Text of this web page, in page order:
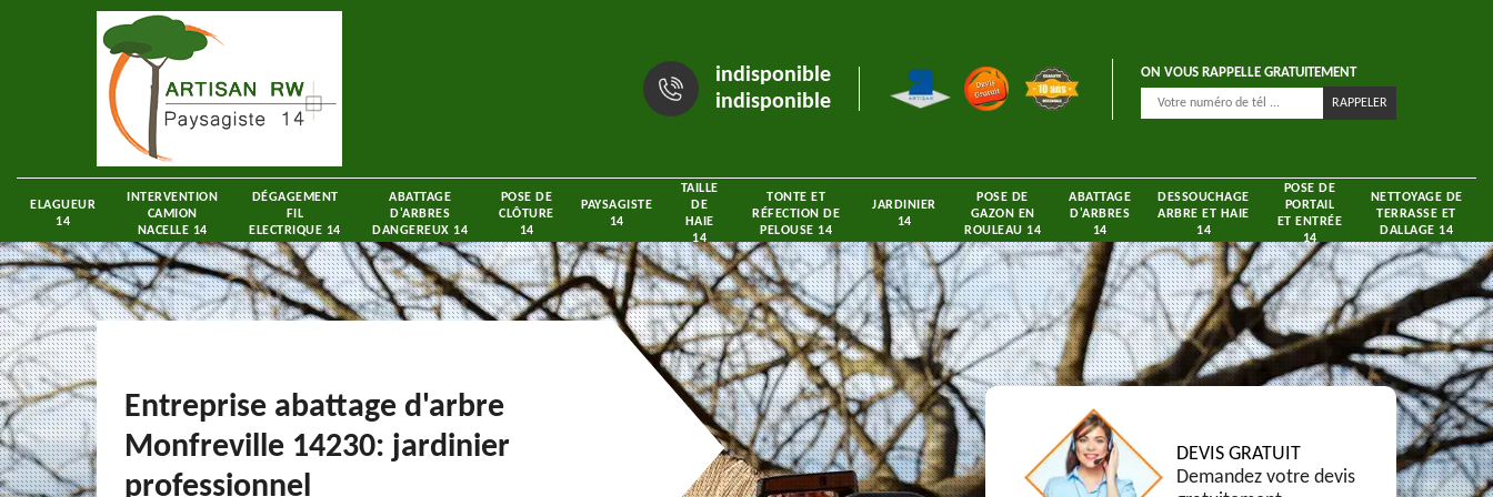
indisponible
indisponible
ON VOUS RAPPELLE GRATUITEMENT
ELAGUEUR
14
INTERVENTION
CAMION
NACELLE 14
DÉGAGEMENT
FIL
ELECTRIQUE 14
ABATTAGE
D'ARBRES
DANGEREUX 14
POSE DE
CLÔTURE
14
PAYSAGISTE
14
TAILLE
DE
HAIE
14
TONTE ET
RÉFECTION DE
PELOUSE 14
JARDINIER
14
POSE DE
GAZON EN
ROULEAU 14
ABATTAGE
D'ARBRES
14
DESSOUCHAGE
ARBRE ET HAIE
14
POSE DE
PORTAIL
ET ENTRÉE
14
NETTOYAGE DE
TERRASSE ET
DALLAGE 14
Entreprise abattage d'arbre
Monfreville 14230: jardinier
professionnel
DEVIS GRATUIT
Demandez votre devis